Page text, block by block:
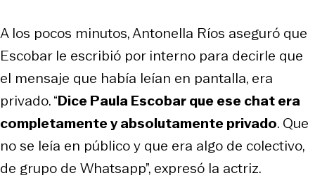
A los pocos minutos, Antonella Ríos aseguró que
Escobar le escribió por interno para decirle que
el mensaje que había leían en pantalla, era
privado. “Dice Paula Escobar que ese chat era
completamente y absolutamente privado. Que
no se leía en público y que era algo de colectivo,
de grupo de Whatsapp”, expresó la actriz.